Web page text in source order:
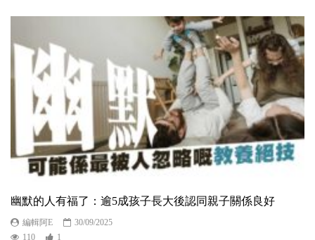
幽默的人有福了：逾5成孩子長大後認同親子關係良好
編輯阿E
30/09/2025
110
1